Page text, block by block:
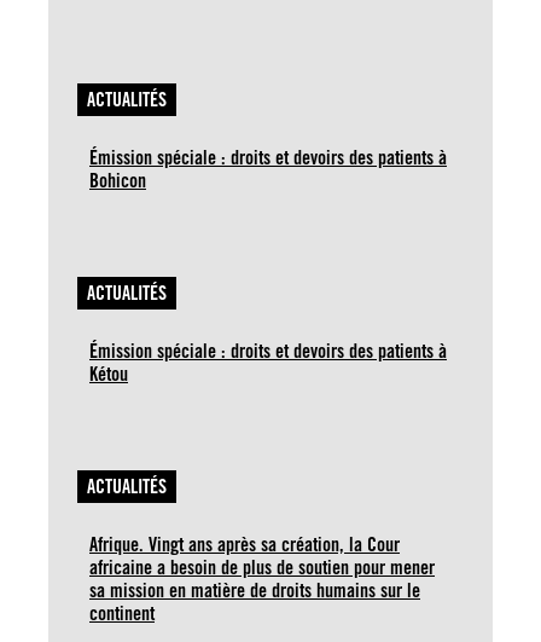
ACTUALITÉS
Émission spéciale : droits et devoirs des patients à
Bohicon
ACTUALITÉS
Émission spéciale : droits et devoirs des patients à
Kétou
ACTUALITÉS
Afrique. Vingt ans après sa création, la Cour
africaine a besoin de plus de soutien pour mener
sa mission en matière de droits humains sur le
continent